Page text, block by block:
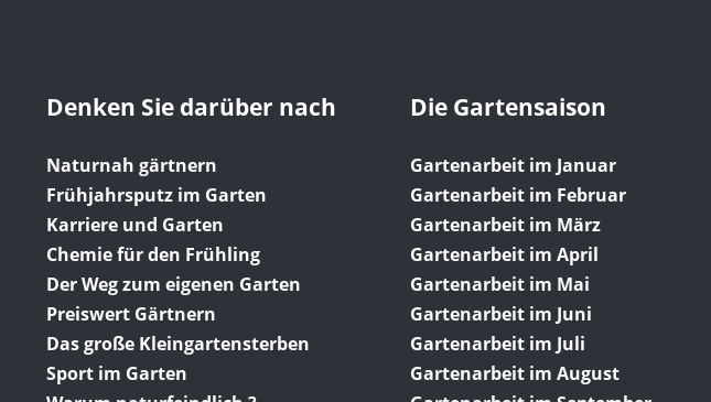
Denken Sie darüber nach
Naturnah gärtnern
Frühjahrsputz im Garten
Karriere und Garten
Chemie für den Frühling
Der Weg zum eigenen Garten
Preiswert Gärtnern
Das große Kleingartensterben
Sport im Garten
Die Gartensaison
Gartenarbeit im Januar
Gartenarbeit im Februar
Gartenarbeit im März
Gartenarbeit im April
Gartenarbeit im Mai
Gartenarbeit im Juni
Gartenarbeit im Juli
Gartenarbeit im August